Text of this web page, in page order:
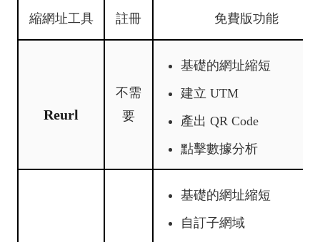
縮網址工具 註冊 免費版功能
Reurl
不需
要
基礎的網址縮短
建立 UTM
產出 QR Code
點擊數據分析
基礎的網址縮短
自訂子網域